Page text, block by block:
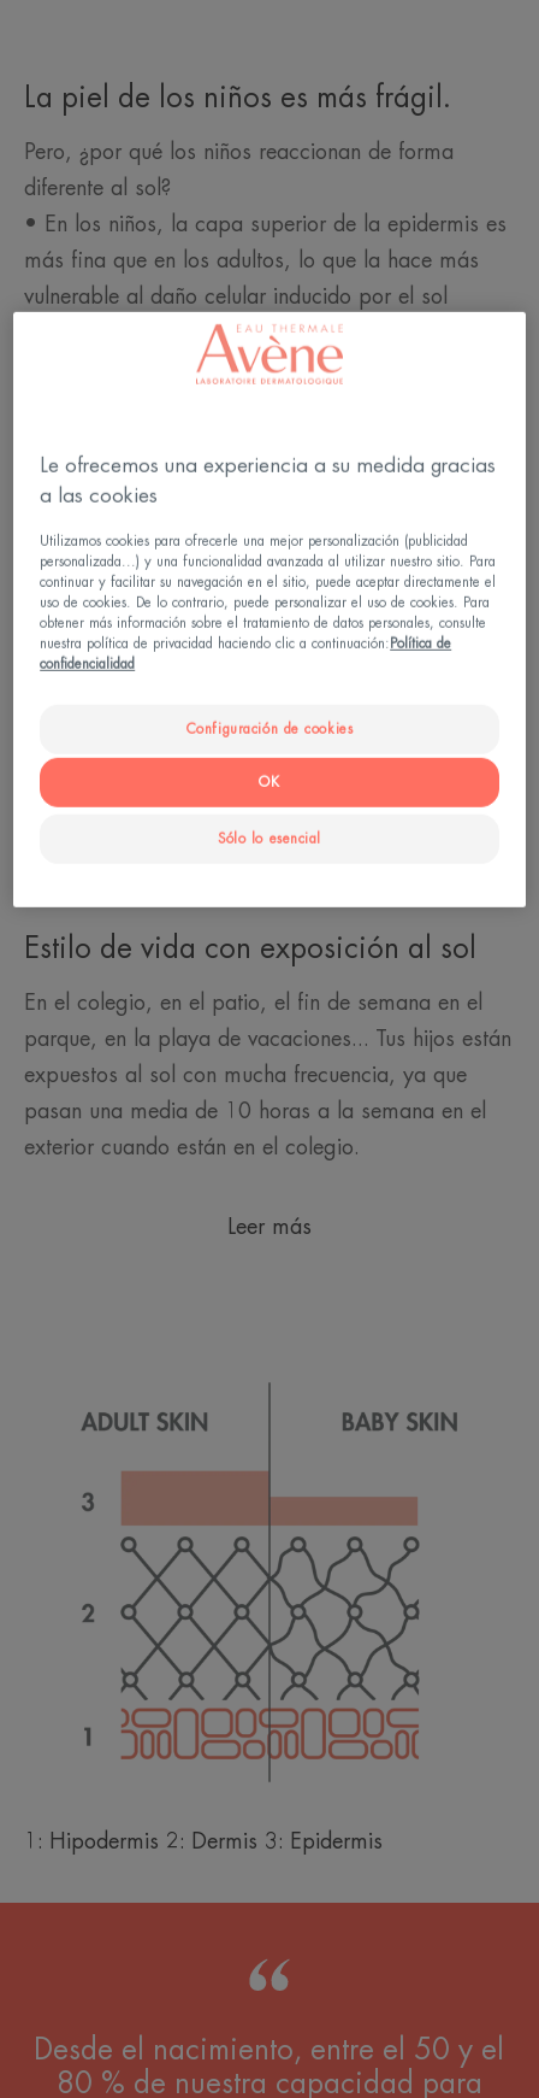
La piel de los niños es más frágil.
Pero, ¿por qué los niños reaccionan de forma
diferente al sol?
• En los niños, la capa superior de la epidermis es
más fina que en los adultos, lo que la hace más
vulnerable al daño celular inducido por el sol
• Los niños siguen creciendo. Sus cuerpos aún no
han desarrollado mucha resistencia al sol y su piel
• Su piel es muy reactiva a los productos que
a su edad y a su piel sensible
Los niños son objetivos vulnerables cuando se
Estilo de vida con exposición al sol
En el colegio, en el patio, el fin de semana en el
parque, en la playa de vacaciones... Tus hijos están
expuestos al sol con mucha frecuencia, ya que
pasan una media de 10 horas a la semana en el
exterior cuando están en el colegio.
Leer más
1: Hipodermis 2: Dermis 3: Epidermis
Desde el nacimiento, entre el 50 y el
80 % de nuestra capacidad para
Le ofrecemos una experiencia a su medida gracias
a las cookies
Utilizamos cookies para ofrecerle una mejor personalización (publicidad
personalizada...) y una funcionalidad avanzada al utilizar nuestro sitio. Para
continuar y facilitar su navegación en el sitio, puede aceptar directamente el
uso de cookies. De lo contrario, puede personalizar el uso de cookies. Para
obtener más información sobre el tratamiento de datos personales, consulte
nuestra política de privacidad haciendo clic a continuación: Política de
confidencialidad
Configuración de cookies
Sólo lo esencial
OK